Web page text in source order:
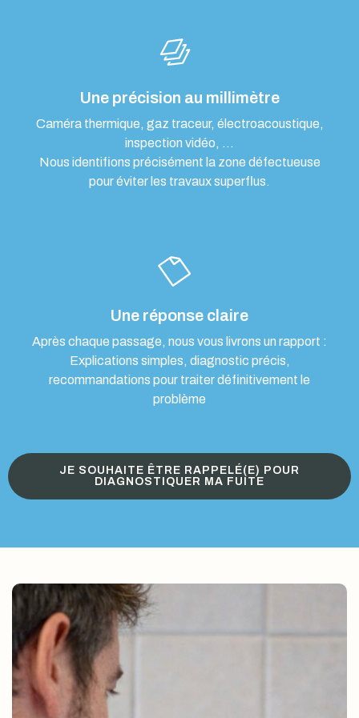
Une précision au millimètre
Caméra thermique, gaz traceur, électroacoustique,
inspection vidéo, …
Nous identifions précisément la zone défectueuse
pour éviter les travaux superflus.
Une réponse claire
Après chaque passage, nous vous livrons un rapport :
Explications simples, diagnostic précis,
recommandations pour traiter définitivement le
problème
JE SOUHAITE ÊTRE RAPPELÉ(E) POUR
DIAGNOSTIQUER MA FUITE